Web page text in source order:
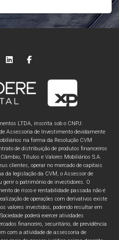
LTDA, inscrita sob o CNPJ:
Assessoria de Investimento devidamente
na forma da Resolução CVM
de distribuição de produtos financeiros
Títulos e Valores Mobiliários S.A.
clientes, operar no mercado de capitais
da legislação da CVM, o Assessor de
o patrimônio de investidores. O
de risco e rentabilidade passada não é
de operações com derivativos existe
valores investidos, podendo resultar em
poderá exercer atividades
financeiro, securitário, de previdência
com a atividade de assessoria de